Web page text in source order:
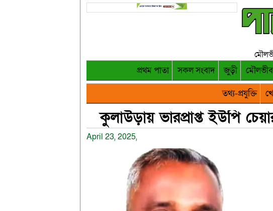
প্রথম পাতা সকল সংবাদ জুড়ী
তথ্য-প্রযুক্তি
কুলাউড়ায় ভারপ্রাপ্ত ইউপি
April 23, 2025,